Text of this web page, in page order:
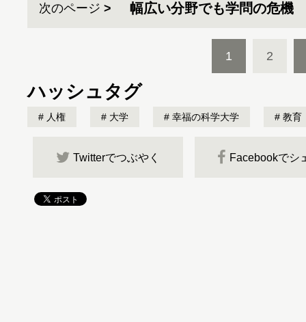
次のページ 幅広い分野でも学問の危機
1 2
ハッシュタグ
人権 大学 幸福の科学大学 教育
Twitterでつぶやく Facebookでシ